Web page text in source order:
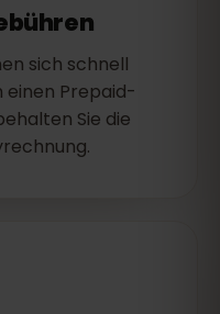
sich schnell
einen Prepaid-
Sie die